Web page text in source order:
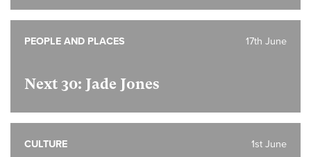
Next 30: Jade Jones
17th June
PEOPLE AND PLACES
1st June
CULTURE